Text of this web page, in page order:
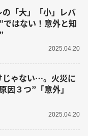
の「大」「小」レバ
はない！意外と知
2025.04.20
じゃない…。火災に
因３つ”「意外」
2025.04.20